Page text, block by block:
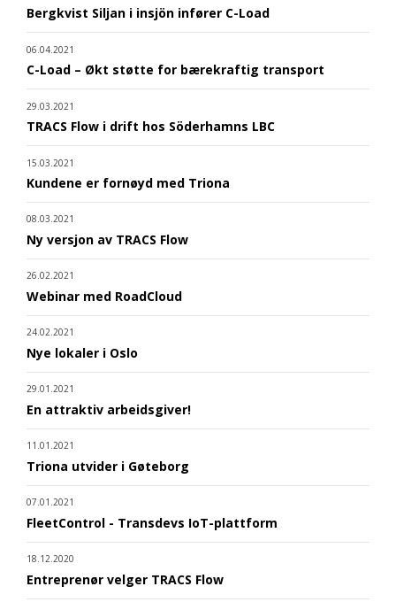
Bergkvist Siljan i insjön infører C-Load
06.04.2021
C-Load – Økt støtte for bærekraftig transport
29.03.2021
TRACS Flow i drift hos Söderhamns LBC
15.03.2021
Kundene er fornøyd med Triona
08.03.2021
Ny versjon av TRACS Flow
26.02.2021
Webinar med RoadCloud
24.02.2021
Nye lokaler i Oslo
29.01.2021
En attraktiv arbeidsgiver!
11.01.2021
Triona utvider i Gøteborg
07.01.2021
FleetControl - Transdevs IoT-plattform
18.12.2020
Entreprenør velger TRACS Flow